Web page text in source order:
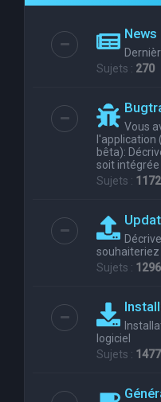
News
Sujets : 270
Vous
l'application
bêta):
soit intégrée
Sujets : 1172
souhaiteriez
Sujets : 1296
logiciel
Sujets : 1477